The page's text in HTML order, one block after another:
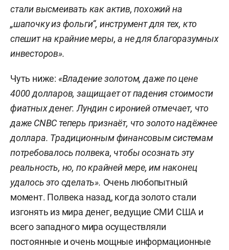
стали высмеивать как актив, похожий на
„шапочку из фольги“, инструмент для тех, кто
спешит на крайние меры, а не для благоразумных
инвесторов».
Чуть ниже: «Владение золотом, даже по цене
4000 долларов, защищает от падения стоимости
фиатных денег. Лундин с иронией отмечает, что
даже CNBC теперь признаёт, что золото надёжнее
доллара. Традиционным финансовым системам
потребовалось полвека, чтобы осознать эту
реальность, но, по крайней мере, им наконец
удалось это сделать». Очень любопытный
момент. Полвека назад, когда золото стали
изгонять из мира денег, ведущие СМИ США и
всего западного мира осуществляли
постоянные и очень мощные информационные